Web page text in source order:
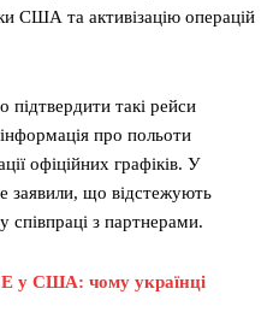
США та активізацію операцій
такі рейси
інформація про польоти
офіційних графіків. У
заявили, що відстежують
співпраці з партнерами.
у США: чому українці